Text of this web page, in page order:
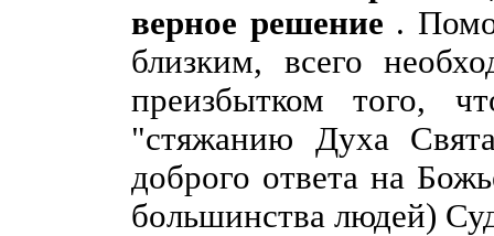
верное решение .
близким, всего
преизбытком того,
"стяжанию Духа
доброго ответа на
большинства людей)